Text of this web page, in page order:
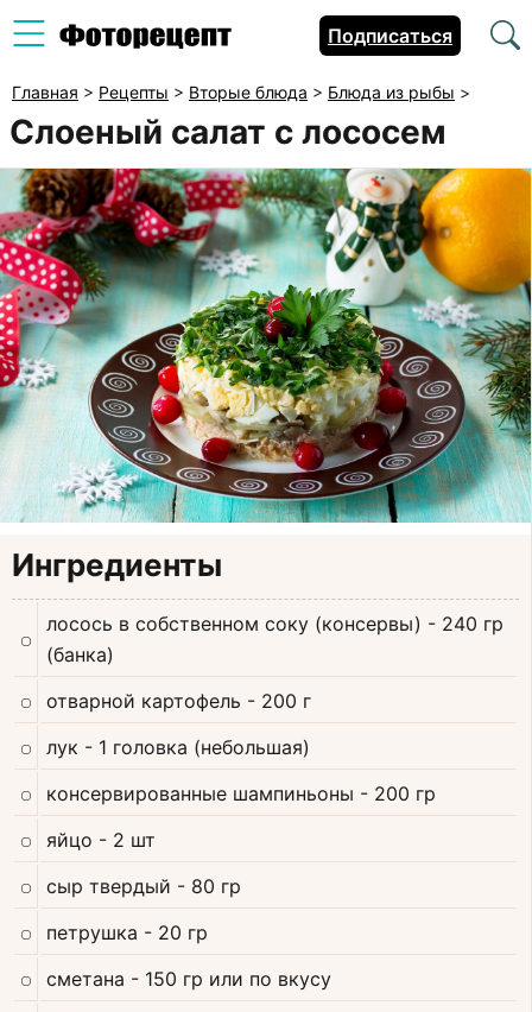
Подписаться
Главная > Рецепты > Вторые блюда > Блюда из рыбы >
Слоеный салат с лососем
Ингредиенты
лосось в собственном соку (консервы) - 240 гр
(банка)
отварной картофель - 200 г
лук - 1 головка (небольшая)
консервированные шампиньоны - 200 гр
яйцо - 2 шт
сыр твердый - 80 гр
петрушка - 20 гр
сметана - 150 гр или по вкусу